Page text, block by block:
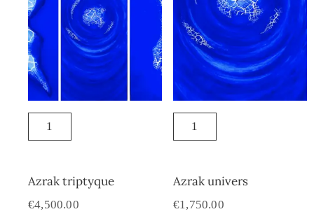
Azrak triptyque
€4,500.00
Azrak univers
€1,750.00